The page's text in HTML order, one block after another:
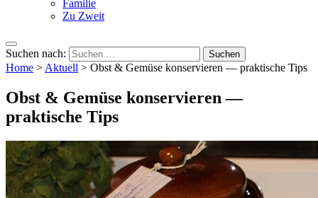
Familie
Zu Zweit
Suchen nach:
Home >Aktuell > Obst & Gemüse konservieren — praktische Tips
Obst & Gemüse konservieren —
praktische Tips